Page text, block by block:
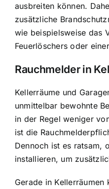
ausbreiten können.
zusätzliche
wie beispielsweise das
Feuerlöschers oder
Rauchmelder in
Kellerräume und
unmittelbar bewohnte
in der Regel weniger
ist die
Dennoch ist es ratsam,
installieren, um
Gerade in Kellerräumen